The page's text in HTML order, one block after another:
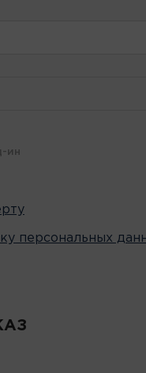
ин
персональных